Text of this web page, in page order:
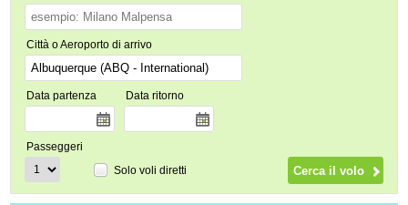
Città o Aeroporto di arrivo
Data partenza Data ritorno
Passeggeri
Solo voli diretti